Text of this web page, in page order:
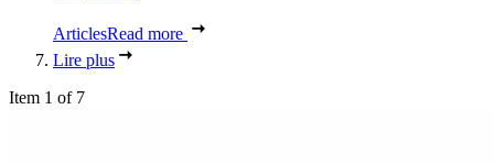
ArticlesRead more
Lire plus
Item 1 of 7